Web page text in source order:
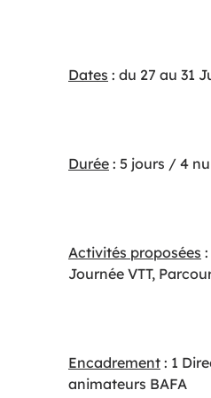
Dates : du 27 au 31
Durée : 5 jours / 4
Activités proposées
Journée VTT,
Encadrement : 1
animateurs BAFA